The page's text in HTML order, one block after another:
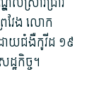
ៃវែង លោក
ក​ដោយ​ជំងឺ​កូ​វីដ ១៩
ឋកិច្ច។